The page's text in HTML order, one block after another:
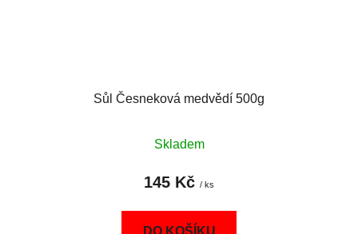
Sůl Česneková medvědí 500g
Skladem
145 Kč / ks
DO KOŠÍKU